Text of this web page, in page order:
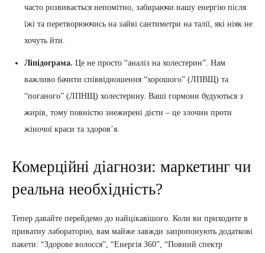
часто розвивається непомітно, забираючи нашу енергію після
їжі та перетворюючись на зайві сантиметри на талії, які ніяк не
хочуть йти.
Ліпідограма. Це не просто “аналіз на холестерин”. Нам
важливо бачити співвідношення “хорошого” (ЛПВЩ) та
“поганого” (ЛПНЩ) холестерину. Ваші гормони будуються з
жирів, тому повністю знежирені дієти – це злочин проти
жіночої краси та здоров’я.
Комерційні діагнози: маркетинг чи
реальна необхідність?
Тепер давайте перейдемо до найцікавішого. Коли ви приходите в
приватну лабораторію, вам майже завжди запропонують додаткові
пакети: “Здорове волосся”, “Енергія 360”, “Повний спектр